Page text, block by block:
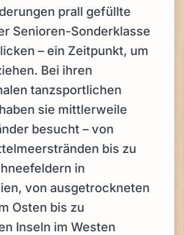
prall gefüllte
Senioren-Sonderklasse
– ein Zeitpunkt, um
Bei ihren
tanzsportlichen
sie mittlerweile
besucht – von
bis zu
in
von ausgetrockneten
Osten bis zu
Inseln im Westen